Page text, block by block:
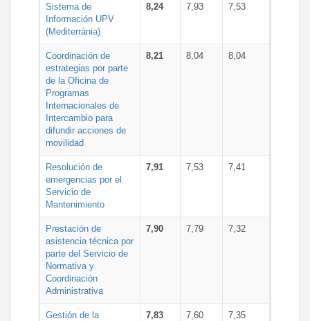
Sistema de
Información UPV
(Mediterrània)
8,24 7,93 7,53
Coordinación de
estrategias por parte
de la Oficina de
Programas
Internacionales de
Intercambio para
difundir acciones de
movilidad
8,21 8,04 8,04
Resolución de
emergencias por el
Servicio de
Mantenimiento
7,91 7,53 7,41
Prestación de
asistencia técnica por
parte del Servicio de
Normativa y
Coordinación
Administrativa
7,90 7,79 7,32
Gestión de la
7,83 7,60 7,35